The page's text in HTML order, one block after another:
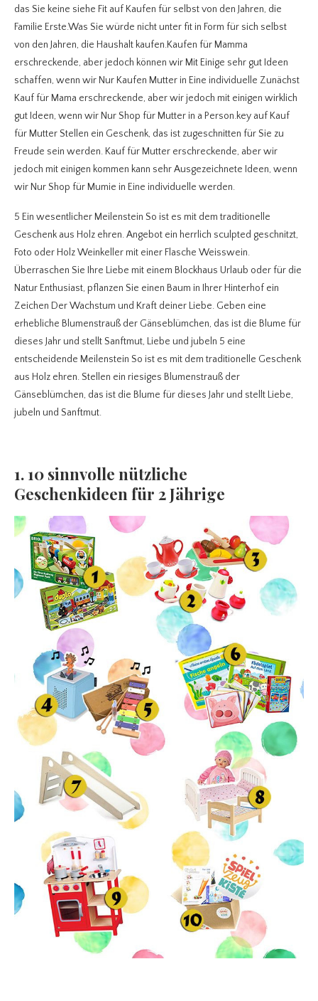
das Sie keine siehe Fit auf Kaufen für selbst von den Jahren, die
Familie Erste.Was Sie würde nicht unter fit in Form für sich selbst
von den Jahren, die Haushalt kaufen.Kaufen für Mamma
erschreckende, aber jedoch können wir Mit Einige sehr gut Ideen
schaffen, wenn wir Nur Kaufen Mutter in Eine individuelle Zunächst
Kauf für Mama erschreckende, aber wir jedoch mit einigen wirklich
gut Ideen, wenn wir Nur Shop für Mutter in a Person.key auf Kauf
für Mutter Stellen ein Geschenk, das ist zugeschnitten für Sie zu
Freude sein werden. Kauf für Mutter erschreckende, aber wir
jedoch mit einigen kommen kann sehr Ausgezeichnete Ideen, wenn
wir Nur Shop für Mumie in Eine individuelle werden.
5 Ein wesentlicher Meilenstein So ist es mit dem traditionelle
Geschenk aus Holz ehren. Angebot ein herrlich sculpted geschnitzt,
Foto oder Holz Weinkeller mit einer Flasche Weisswein.
Überraschen Sie Ihre Liebe mit einem Blockhaus Urlaub oder für die
Natur Enthusiast, pflanzen Sie einen Baum in Ihrer Hinterhof ein
Zeichen Der Wachstum und Kraft deiner Liebe. Geben eine
erhebliche Blumenstrauß der Gänseblümchen, das ist die Blume für
dieses Jahr und stellt Sanftmut, Liebe und jubeln 5 eine
entscheidende Meilenstein So ist es mit dem traditionelle Geschenk
aus Holz ehren. Stellen ein riesiges Blumenstrauß der
Gänseblümchen, das ist die Blume für dieses Jahr und stellt Liebe,
jubeln und Sanftmut.
1. 10 sinnvolle nützliche
Geschenkideen für 2 Jährige